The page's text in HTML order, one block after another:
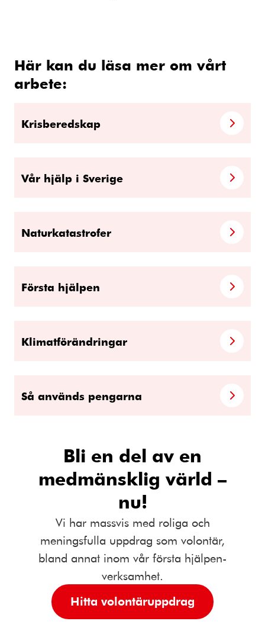
Här kan du läsa mer om vårt
arbete:
Krisberedskap
Vår hjälp i Sverige
Naturkatastrofer
Första hjälpen
Klimatförändringar
Så används pengarna
Bli en del av en
medmänsklig värld –
nu!
Vi har massvis med roliga och
meningsfulla uppdrag som volontär,
bland annat inom vår första hjälpen-
verksamhet.
Hitta volontäruppdrag